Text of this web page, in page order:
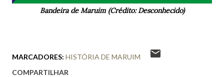
Bandeira de Maruim (Crédito: Desconhecido)
MARCADORES: HISTÓRIA DE MARUIM
COMPARTILHAR